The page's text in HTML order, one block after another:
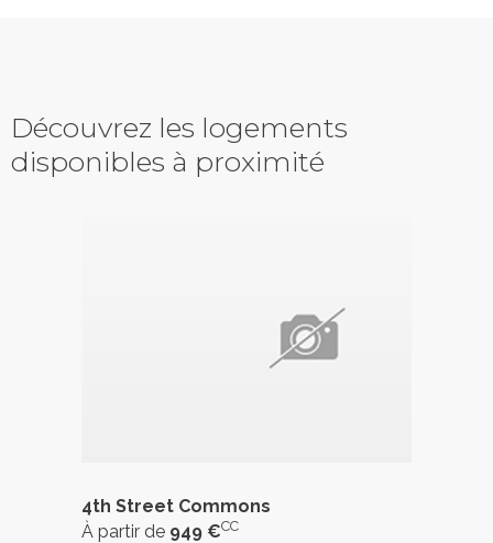
Découvrez les logements
disponibles à proximité
4th Street Commons
À partir de 949 €CC